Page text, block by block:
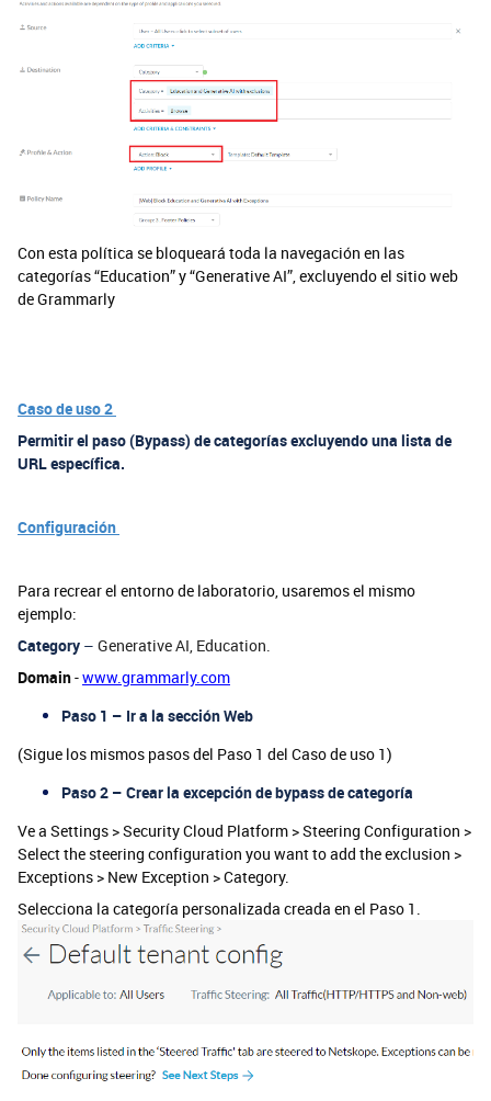
Con esta política se bloqueará toda la navegación en las
categorías “Education” y “Generative AI”, excluyendo el sitio web
de Grammarly
Caso de uso 2
Permitir el paso (Bypass) de categorías excluyendo una lista de
URL específica.
Configuración
Para recrear el entorno de laboratorio, usaremos el mismo
ejemplo:
Category – Generative AI, Education.
Domain-www.grammarly.com
Paso 1 – Ir a la sección Web
(Sigue los mismos pasos del Paso 1 del Caso de uso 1)
Paso 2 – Crear la excepción de bypass de categoría
Ve a Settings > Security Cloud Platform > Steering Configuration >
Select the steering configuration you want to add the exclusion >
Exceptions > New Exception > Category.
Selecciona la categoría personalizada creada en el Paso 1.